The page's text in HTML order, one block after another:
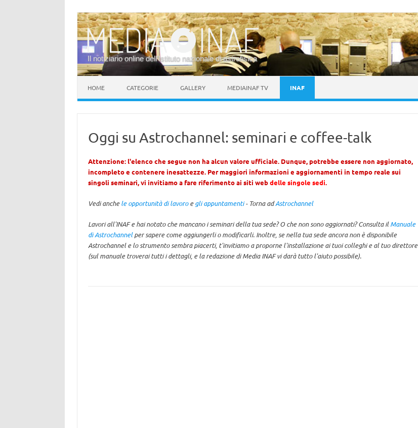
Il notiziario online dell’Istituto nazionale di astrofisica
HOME CATEGORIE GALLERY MEDIAINAF TV INAF
Oggi su Astrochannel: seminari e coffee-talk
Attenzione: l'elenco che segue non ha alcun valore ufficiale. Dunque, potrebbe essere non aggiornato,
incompleto e contenere inesattezze. Per maggiori informazioni e aggiornamenti in tempo reale sui
singoli seminari, vi invitiamo a fare riferimento ai siti webdelle singole sedi.
Vedi anchele opportunità di lavoroegli appuntamenti- Torna adAstrochannel
Lavori all'INAF e hai notato che mancano i seminari della tua sede? O che non sono aggiornati? Consulta ilManuale
di Astrochannelper sapere come aggiungerli o modificarli. Inoltre, se nella tua sede ancora non è disponibile
Astrochannel e lo strumento sembra piacerti, t'invitiamo a proporne l'installazione ai tuoi colleghi e al tuo direttore
(sul manuale troverai tutti i dettagli, e la redazione di Media INAF vi darà tutto l'aiuto possibile).